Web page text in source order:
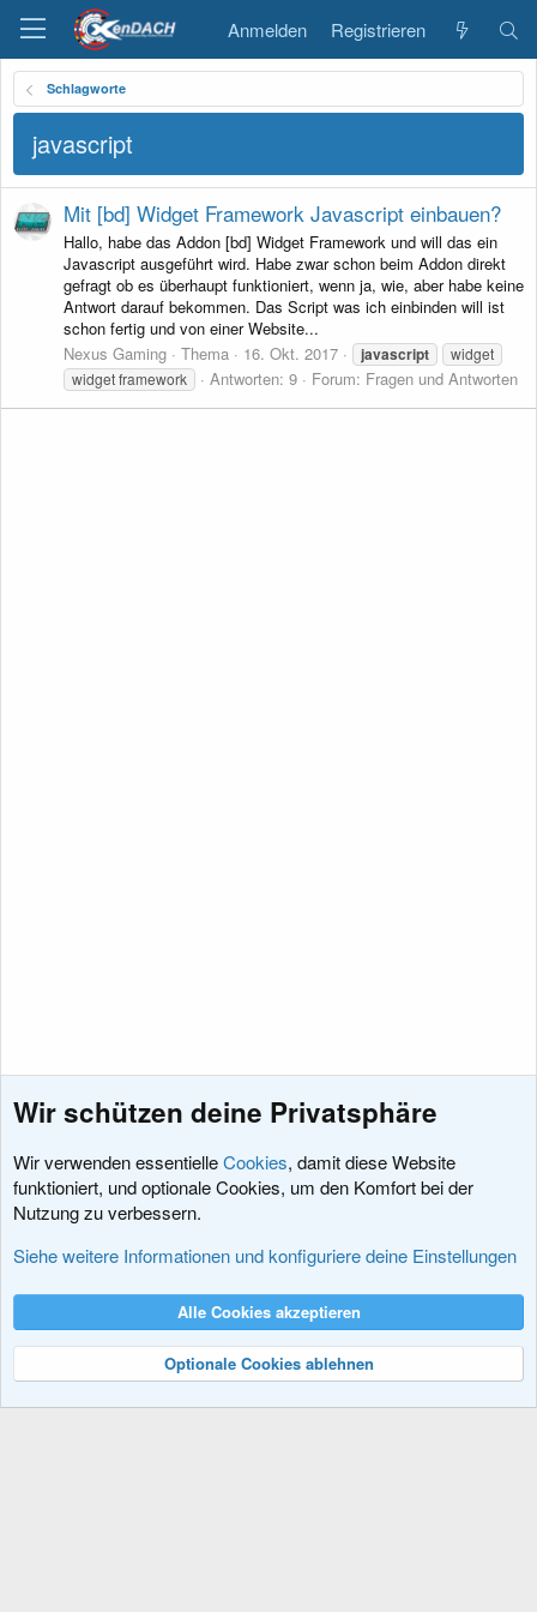
Anmelden Registrieren
Schlagworte
javascript
Mit [bd] Widget Framework Javascript einbauen?
Hallo, habe das Addon [bd] Widget Framework und will das ein
Javascript ausgeführt wird. Habe zwar schon beim Addon direkt
gefragt ob es überhaupt funktioniert, wenn ja, wie, aber habe keine
Antwort darauf bekommen. Das Script was ich einbinden will ist
schon fertig und von einer Website...
Nexus Gaming
Thema 16. Okt. 2017 javascript
widget
widget framework
Antworten: 9 Forum: Fragen und Antworten
Schlagworte
Nutzungsbedingungen Datenschutz
R
Community platform by XenForo® © 2010-2024 XenForo Ltd.
Wir schützen deine Privatsphäre
Wir verwenden essentielleCookies, damit diese Website
funktioniert, und optionale Cookies, um den Komfort bei der
Nutzung zu verbessern.
Siehe weitere Informationen und konfiguriere deine Einstellungen
Alle Cookies akzeptieren
Optionale Cookies ablehnen